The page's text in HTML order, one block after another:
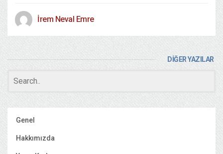
İrem Neval Emre
DİĞER YAZILAR
Genel
Hakkımızda